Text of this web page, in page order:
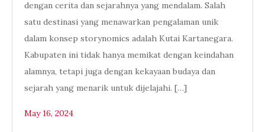
dengan cerita dan sejarahnya yang mendalam. Salah
satu destinasi yang menawarkan pengalaman unik
dalam konsep storynomics adalah Kutai Kartanegara.
Kabupaten ini tidak hanya memikat dengan keindahan
alamnya, tetapi juga dengan kekayaan budaya dan
sejarah yang menarik untuk dijelajahi. […]
May 16, 2024